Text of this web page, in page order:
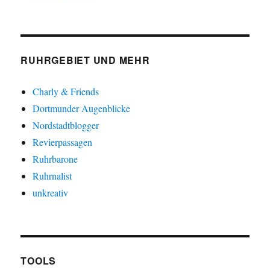
RUHRGEBIET UND MEHR
Charly & Friends
Dortmunder Augenblicke
Nordstadtblogger
Revierpassagen
Ruhrbarone
Ruhrnalist
unkreativ
TOOLS